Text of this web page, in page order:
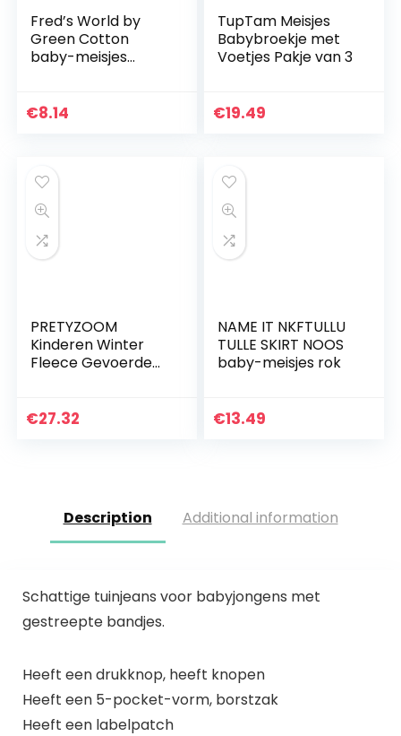
Fred’s World by
Green Cotton
baby-meisjes
€8.14
TupTam Meisjes
Babybroekje met
Voetjes Pakje van 3
€19.49
PRETYZOOM
Kinderen Winter
Fleece Gevoerde
Dikke Katoen
€27.32
NAME IT NKFTULLU
TULLE SKIRT NOOS
baby-meisjes rok
€13.49
Description Additional information
Schattige tuinjeans voor babyjongens met
gestreepte bandjes.
Heeft een drukknop, heeft knopen
Heeft een 5-pocket-vorm, borstzak
Heeft een labelpatch